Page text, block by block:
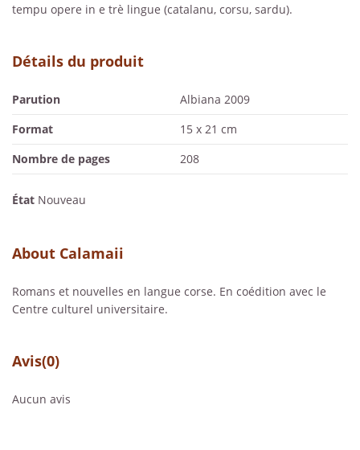
tempu opere in e trè lingue (catalanu, corsu, sardu).
Détails du produit
Parution
Albiana 2009
Format
15 x 21 cm
Nombre de pages
208
État Nouveau
About Calamaii
Romans et nouvelles en langue corse. En coédition avec le
Centre culturel universitaire.
Avis(0)
Aucun avis